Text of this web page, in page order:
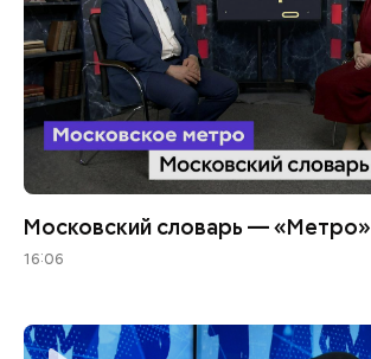
Московский словарь — «Метро»
16:06